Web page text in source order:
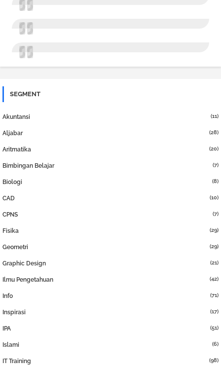
SEGMENT
Akuntansi (11)
Aljabar (28)
Aritmatika (20)
Bimbingan Belajar (7)
Biologi (8)
CAD (10)
CPNS (7)
Fisika (29)
Geometri (29)
Graphic Design (21)
Ilmu Pengetahuan (42)
Info (71)
Inspirasi (17)
IPA (51)
Islami (6)
IT Training (98)